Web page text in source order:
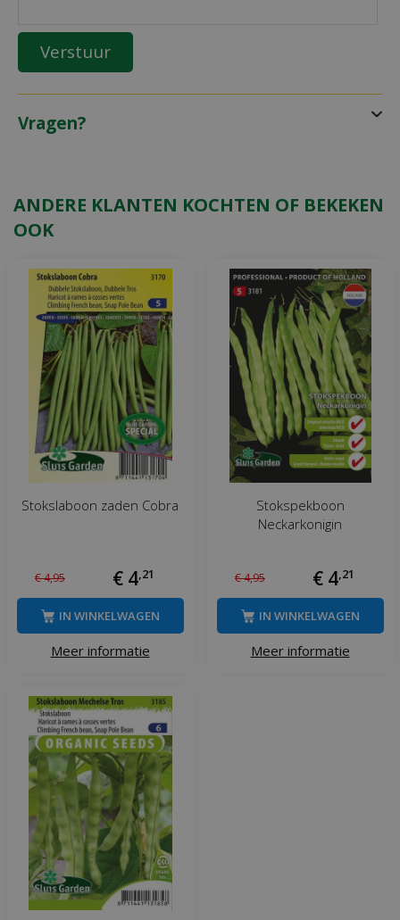
Vragen?
ANDERE KLANTEN KOCHTEN OF BEKEKEN
OOK
Stokslaboon zaden Cobra
€4,95 € 4,21
Meer informatie
IN WINKELWAGEN
Stokspekboon
Neckarkonigin
€4,95 € 4,21
Meer informatie
IN WINKELWAGEN